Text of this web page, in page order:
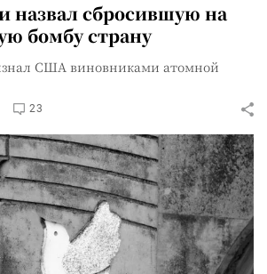
назвал сбросившую на
бомбу страну
США виновниками атомной
23